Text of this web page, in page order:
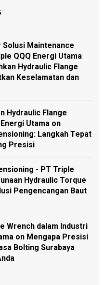
Solusi Maintenance
QQQ Energi Utama
Hydraulic Flange
Keselamatan dan
Hydraulic Flange
Utama on
Langkah Tepat
Presisi
- PT Triple
Hydraulic Torque
Pengencangan Baut
Wrench dalam Industri
on Mengapa Presisi
Bolting Surabaya